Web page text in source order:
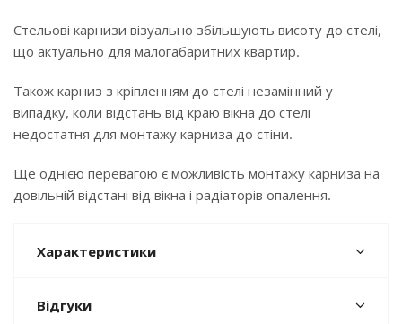
Стельові карнизи візуально збільшують висоту до стелі,
що актуально для малогабаритних квартир.
Також карниз з кріпленням до стелі незамінний у
випадку, коли відстань від краю вікна до стелі
недостатня для монтажу карниза до стіни.
Ще однією перевагою є можливість монтажу карниза на
довільній відстані від вікна і радіаторів опалення.
Характеристики
Відгуки